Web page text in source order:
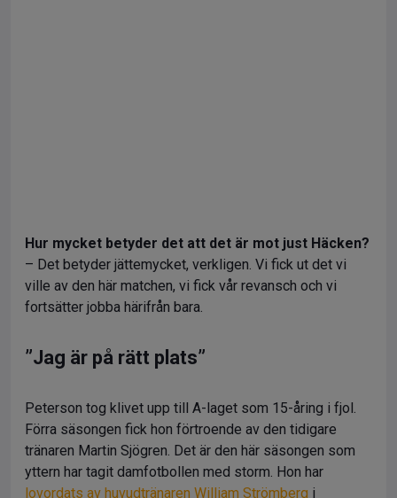
Hur mycket betyder det att det är mot just Häcken?
– Det betyder jättemycket, verkligen. Vi fick ut det vi
ville av den här matchen, vi fick vår revansch och vi
fortsätter jobba härifrån bara.
”Jag är på rätt plats”
Peterson tog klivet upp till A-laget som 15-åring i fjol.
Förra säsongen fick hon förtroende av den tidigare
tränaren Martin Sjögren. Det är den här säsongen som
yttern har tagit damfotbollen med storm. Hon har
lovordats av huvudtränaren William Strömberg i